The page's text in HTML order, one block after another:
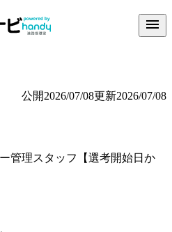
公開2026/07/08更新2026/07/08
管理スタッフ【選考開始日か